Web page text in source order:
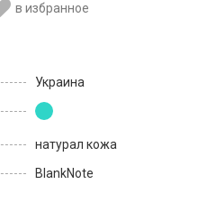
в избранное
Украина
натурал кожа
BlankNote